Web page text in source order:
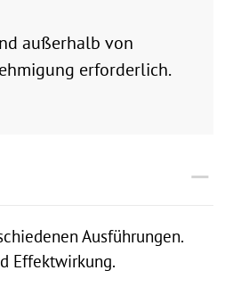
außerhalb von
erforderlich.
Ausführungen.
Effektwirkung.